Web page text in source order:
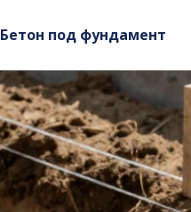
Бетон под фундамент